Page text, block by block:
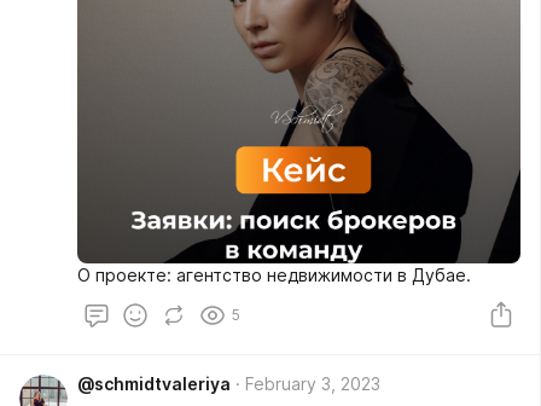
О проекте: агентство недвижимости в Дубае.
5
@schmidtvaleriya February 3, 2023